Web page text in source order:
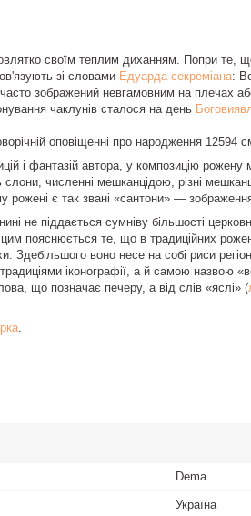
своїм теплим диханням. Попри те,
зі словами Едуарда секреміана:
зображений невгамовним на плечах
чаклунів сталося на день
оповіщенні про народження 12594
і фантазій автора, у композицію
слони, численні мешканцідою, різні
є так звані «сантони» —
нині не піддається сумніву більшості
пояснюється те, що в традиційних
Здебільшого воно несе на собі риси
іконографії, а й самою назвою
що позначає печеру, а від слів «яслі» (
Dema
Україна